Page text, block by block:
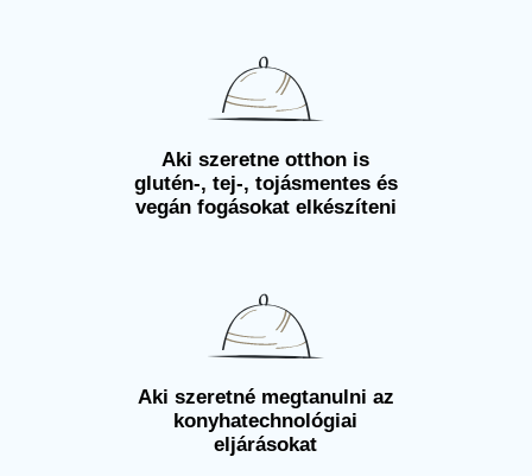
Aki szeretne otthon is
glutén-, tej-, tojásmentes és
vegán fogásokat elkészíteni
Aki szeretné megtanulni az
konyhatechnológiai
eljárásokat